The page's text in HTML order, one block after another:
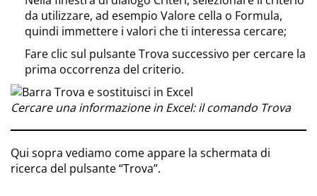
da utilizzare, ad esempio Valore cella o Formula,
quindi immettere i valori che ti interessa cercare;
Fare clic sul pulsante Trova successivo per cercare la
prima occorrenza del criterio.
Cercare una informazione in Excel: il comando Trova
Qui sopra vediamo come appare la schermata di
ricerca del pulsante “Trova”.